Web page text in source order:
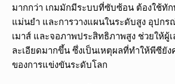
มากกว่า เกมมักมีระบบที่ซับซ้อน ต้องใช้ทัก
แม่นยำ และการวางแผนในระดับสูง อุปก
เมาส์ และจอภาพประสิทธิภาพสูง ช่วยให้ผู้
ละเอียดมากขึ้น ซึ่งเป็นเหตุผลที่ทำให้พีซียั
ของการแข่งขันระดับโลก